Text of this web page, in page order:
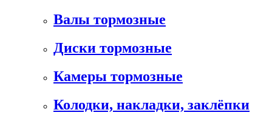
Валы тормозные
Диски тормозные
Камеры тормозные
Колодки, накладки, заклёпки